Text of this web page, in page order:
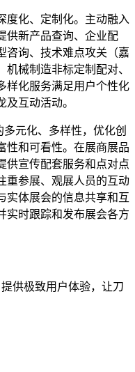
度化、定制化。主动融入
供新产品查询、企业配
咨询、技术难点攻关（嘉
械制造非标定制配对、
样化服务满足用户个性化
互动活动。
元化、多样性，优化创
性和可看性。在展商展品
供宣传配套服务和点对点
重参展、观展人员的互动
实体展会的信息共享和互
实时跟踪和发布展会各方
提供极致用户体验，让刀